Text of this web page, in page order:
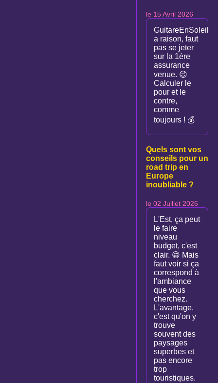
le 15 Avril 2026
GuitareEnSoleil
a raison, faut
pas se jeter
sur la 1ère
assurance
venue. 😉
Calculer le
pour et le
contre,
comme
toujours ! 💰
Quels sont vos
conseils pour un
road trip en
Europe
inoubliable ?
le 02 Juillet 2026
L'Est, ça peut
le faire
niveau
budget, c'est
clair. 😁 Mais
faut voir si ça
correspond à
l'ambiance
que vous
cherchez.
L'avantage,
c'est qu'on y
trouve
souvent des
paysages
superbes et
pas encore
trop
touristiques.